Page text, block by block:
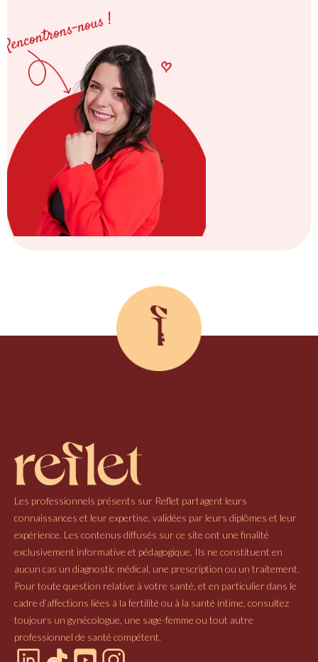
Les professionnels présents sur Reflet partagent leurs
connaissances et leur expertise, validées par leurs diplômes et leur
expérience. Les contenus diffusés sur ce site ont une finalité
exclusivement informative et pédagogique. Ils ne constituent en
aucun cas un diagnostic médical, une prescription ou un traitement.
Pour toute question relative à votre santé, et en particulier dans le
cadre d’affections liées à la fertilité ou à la santé intime, consultez
toujours un gynécologue, une sage-femme ou tout autre
professionnel de santé compétent.